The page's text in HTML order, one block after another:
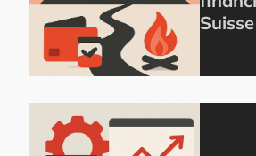
Suisse